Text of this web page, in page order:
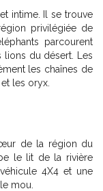
intime. Il se trouve
privilégiée de
parcourent
lions du désert. Les
les chaînes de
les oryx.
de la région du
le lit de la rivière
véhicule 4X4 et une
mou.